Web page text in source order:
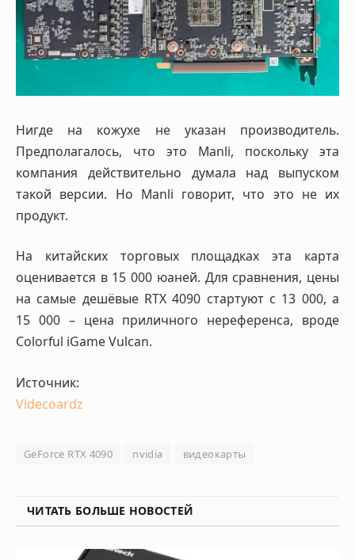
Нигде на кожухе не указан производитель.
Предполагалось, что это Manli, поскольку эта
компания действительно думала над выпуском
такой версии. Но Manli говорит, что это не их
продукт.
На китайских торговых площадках эта карта
оценивается в 15 000 юаней. Для сравнения, цены
на самые дешёвые RTX 4090 стартуют с 13 000, а
15 000 – цена приличного нереференса, вроде
Colorful iGame Vulcan.
Источник:
Videcoardz
GeForce RTX 4090 nvidia видеокарты
ЧИТАТЬ БОЛЬШЕ НОВОСТЕЙ